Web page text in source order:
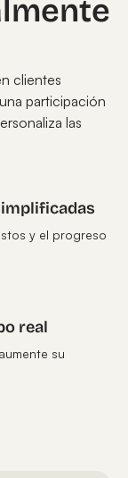
clientes
participación
las
y el progreso
real
su